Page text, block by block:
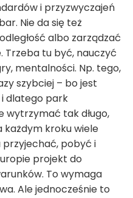
i przyzwyczajeń
Nie da się też
albo zarządzać
Trzeba tu być, nauczyć
mentalności. Np. tego,
szybciej – bo jest
i dlatego park
wytrzymać tak długo,
każdym kroku wiele
przyjechać, pobyć i
projekt do
To wymaga
Ale jednocześnie to